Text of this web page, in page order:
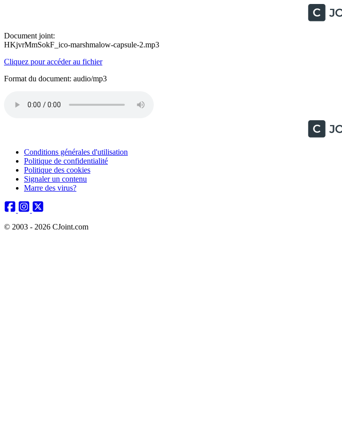
Document joint:
HKjvrMmSokF_ico-marshmalow-capsule-2.mp3
Cliquez pour accéder au fichier
Format du document: audio/mp3
Conditions générales d'utilisation
Politique de confidentialité
Politique des cookies
Signaler un contenu
Marre des virus?
© 2003 - 2026 CJoint.com